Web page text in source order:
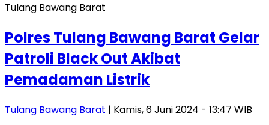
Tulang Bawang Barat
Polres Tulang Bawang Barat Gelar
Patroli Black Out Akibat
Pemadaman Listrik
Tulang Bawang Barat | Kamis, 6 Juni 2024 - 13:47 WIB